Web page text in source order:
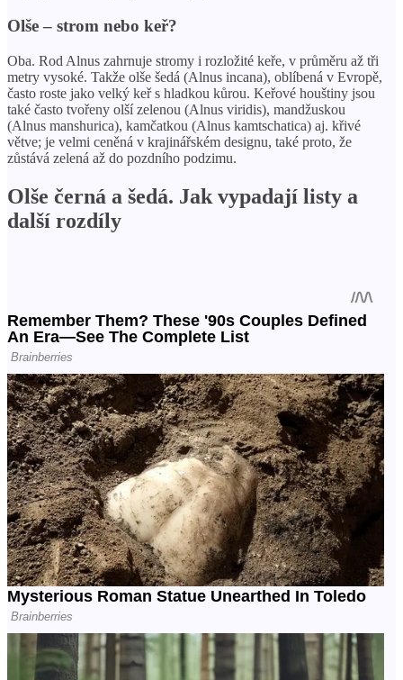
Olše – strom nebo keř?
Oba. Rod Alnus zahrnuje stromy i rozložité keře, v průměru až tři
metry vysoké. Takže olše šedá (Alnus incana), oblíbená v Evropě,
často roste jako velký keř s hladkou kůrou. Keřové houštiny jsou
také často tvořeny olší zelenou (Alnus viridis), mandžuskou
(Alnus manshurica), kamčatkou (Alnus kamtschatica) aj. křivé
větve; je velmi ceněná v krajinářském designu, také proto, že
zůstává zelená až do pozdního podzimu.
Olše černá a šedá. Jak vypadají listy a
další rozdíly